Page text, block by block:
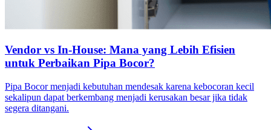
Vendor vs In-House: Mana yang Lebih Efisien
untuk Perbaikan Pipa Bocor?
Pipa Bocor menjadi kebutuhan mendesak karena kebocoran kecil
sekalipun dapat berkembang menjadi kerusakan besar jika tidak
segera ditangani.